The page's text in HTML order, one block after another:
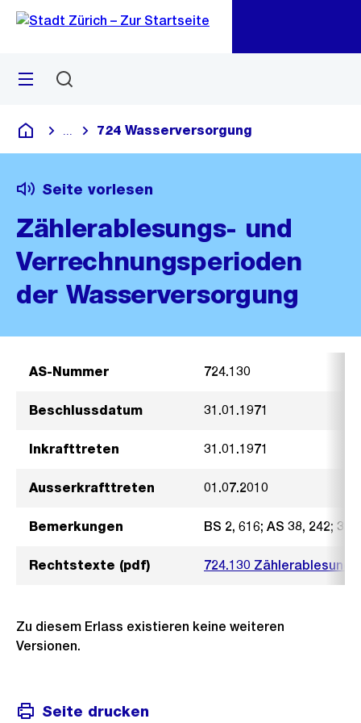
Navigation
Sprunglink
Menü
Deutsch
Blende alle Breadcrumbs ein
724 Wasserversorgung
Seite vorlesen
Zählerablesungs- und
Verrechnungsperioden
der Wasserversorgung
AS-Nummer 724.130
Beschlussdatum 31.01.1971
Inkrafttreten 31.01.1971
Ausserkrafttreten 01.07.2010
Bemerkungen BS 2, 616; AS 38, 242; 39,
Rechtstexte (pdf) 724.130 Zählerablesung
Zu diesem Erlass existieren keine weiteren
Versionen.
Seite drucken